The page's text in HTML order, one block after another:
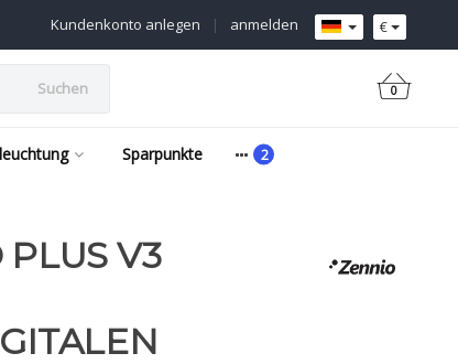
€
anmelden
|
Kundenkonto anlegen
Suchen 0
Sparpunkte
V3